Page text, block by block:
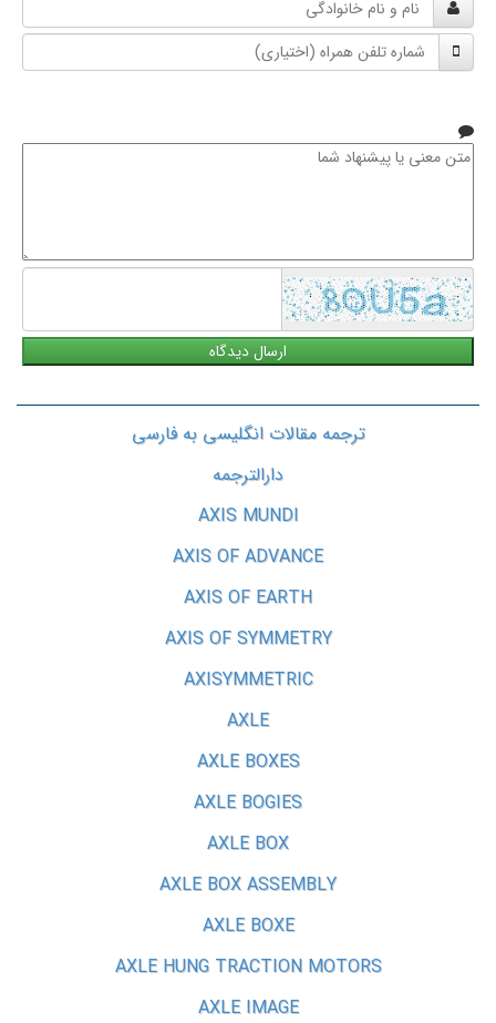
و
نام
خانوادگی
شماره
تلفن
متن
ترجمه مقالات انگلیسی به فارسی
دارالترجمه
AXIS MUNDI
AXIS OF ADVANCE
AXIS OF EARTH
AXIS OF SYMMETRY
AXISYMMETRIC
AXLE
AXLE BOXES
AXLE BOGIES
AXLE BOX
AXLE BOX ASSEMBLY
AXLE BOXE
AXLE HUNG TRACTION MOTORS
AXLE IMAGE